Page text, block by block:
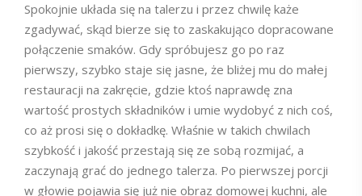
Spokojnie układa się na talerzu i przez chwilę każe
zgadywać, skąd bierze się to zaskakująco dopracowane
połączenie smaków. Gdy spróbujesz go po raz
pierwszy, szybko staje się jasne, że bliżej mu do małej
restauracji na zakręcie, gdzie ktoś naprawdę zna
wartość prostych składników i umie wydobyć z nich coś,
co aż prosi się o dokładkę. Właśnie w takich chwilach
szybkość i jakość przestają się ze sobą rozmijać, a
zaczynają grać do jednego talerza. Po pierwszej porcji
w głowie pojawia się już nie obraz domowej kuchni, ale